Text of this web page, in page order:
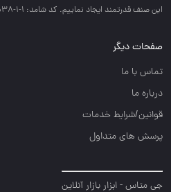
اين صنف قدرتمند ايجاد نماييم. کد شامد: 1-1-756538-65-0-2
صفحات دیگر
تماس با ما
درباره ما
قوانین/شرایط خدمات
پرسش های متداول
جی متاس - ابزار بازار آنلاین